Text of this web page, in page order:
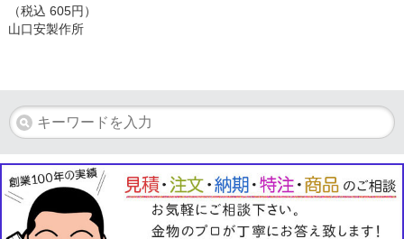
（税込 605円）
山口安製作所